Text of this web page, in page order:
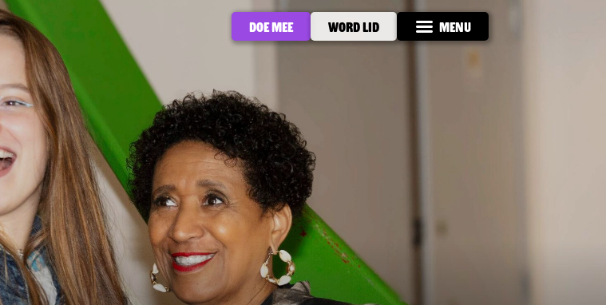
Doe mee Word lid Menu